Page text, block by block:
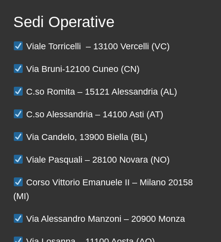
Sedi Operative
Viale Torricelli – 13100 Vercelli (VC)
Via Bruni-12100 Cuneo (CN)
C.so Romita – 15121 Alessandria (AL)
C.so Alessandria – 14100 Asti (AT)
Via Candelo, 13900 Biella (BL)
Viale Pasquali – 28100 Novara (NO)
Corso Vittorio Emanuele II – Milano 20158
(MI)
Via Alessandro Manzoni – 20900 Monza